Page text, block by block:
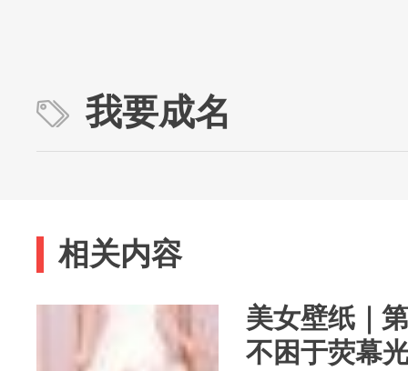
我要成名
相关内容
美女壁纸｜
不困于荧幕